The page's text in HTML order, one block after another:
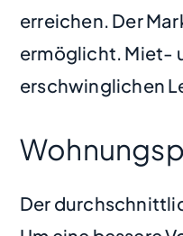
erreichen. Der
ermöglicht. Miet-
erschwinglichen
Der